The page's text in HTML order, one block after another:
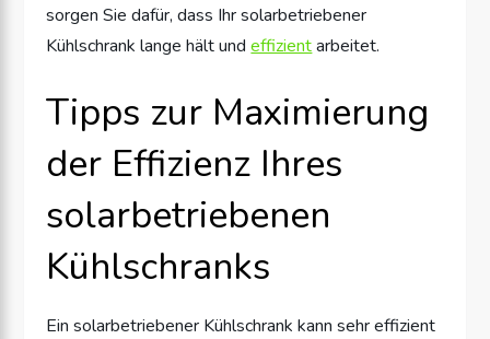
sorgen Sie dafür, dass Ihr solarbetriebener
Kühlschrank lange hält undeffizientarbeitet.
Tipps zur Maximierung
der Effizienz Ihres
solarbetriebenen
Kühlschranks
Ein solarbetriebener Kühlschrank kann sehr effizient